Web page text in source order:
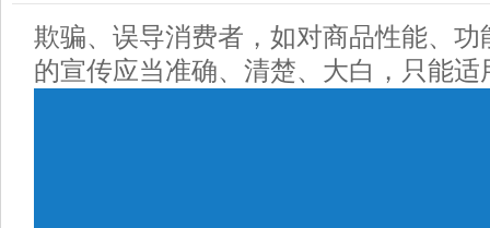
欺骗、误导消费者，如对商品性能、功
的宣传应当准确、清楚、大白，只能